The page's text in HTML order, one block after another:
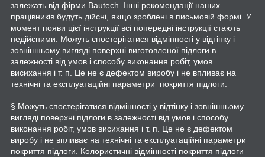
залежать від фірми Bautech. Інші рекомендації наших
працівників будуть дійсні, якщо зроблені в письмовій формі. У
момент появи цієї інструкції всі попередні інструкції стають
недійсними. Можуть спостерігатися відмінності у відтінку і
зовнішньому вигляді поверхні виготовленої підлоги в
залежності від умов і способу виконання робіт, умов
висихання і т. п. Це не є дефектом виробу і не впливає на
технічні та експлуатаційні параметри покриття підлоги.
§ Можуть спостерігатися відмінності у відтінку і зовнішньому
вигляді поверхні підлоги в залежності від умов і способу
виконання робіт, умов висихання і т. п. Це не є дефектом
виробу і не впливає на технічні та експлуатаційні параметри
покриття підлоги. Колористичні відмінності покриття підлоги